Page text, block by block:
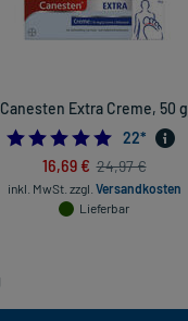
Canesten Extra Creme, 50 g
5.0
22*
16,69 € 24,97 €
inkl. MwSt. zzgl. Versandkosten
Lieferbar